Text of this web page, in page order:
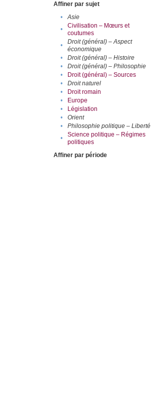
Affiner par sujet
•
Asie
•
Civilisation – Mœurs et
coutumes
•
Droit (général) – Aspect
économique
• Droit (général) – Histoire
•
Droit (général) – Philosophie
•
Droit (général) – Sources
•
Droit naturel
•
Droit romain
•
Europe
•
Législation
•
Orient
•
Philosophie politique – Liberté
•
Science politique – Régimes
politiques
Affiner par période